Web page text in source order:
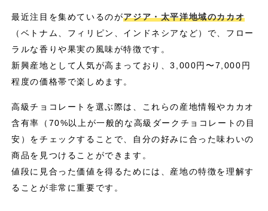
最近注目を集めているのがアジア・太平洋地域のカカオ
（ベトナム、フィリピン、インドネシアなど）で、フロー
ラルな香りや果実の風味が特徴です。
新興産地として人気が高まっており、3,000円〜7,000円
程度の価格帯で楽しめます。
高級チョコレートを選ぶ際は、これらの産地情報やカカオ
含有率（70%以上が一般的な高級ダークチョコレートの目
安）をチェックすることで、自分の好みに合った味わいの
商品を見つけることができます。
値段に見合った価値を得るためには、産地の特徴を理解す
ることが非常に重要です。